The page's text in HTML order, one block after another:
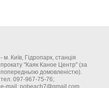
- м. Київ, Гідропарк, станція
прокату "Каяк Каное Центр" (за
попередньою домовленістю).
тел. 097-967-75-76;
e-mail: pobeach7@gmail.com